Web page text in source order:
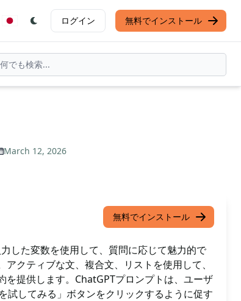
ログイン 無料でインストール
March 12, 2026
無料でインストール
した変数を使用して、質問に応じて魅力的で
クティブな文、複合文、リストを使用して、
を提供します。ChatGPTプロンプトは、ユーザ
試してみる」ボタンをクリックするように促す